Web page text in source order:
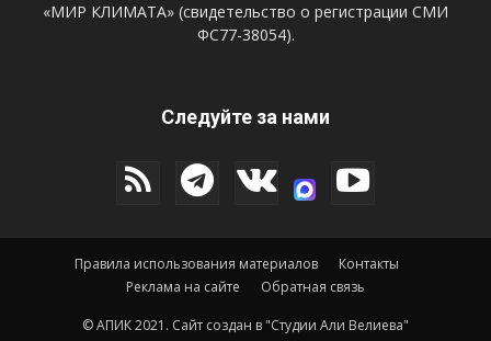
«МИР КЛИМАТА» (свидетельство о регистрации СМИ
ФС77-38054).
Следуйте за нами
Правила использования материалов
Контакты
Реклама на сайте
Обратная связь
© АПИК 2021. Сайт создан в "Студии Али Велиева"